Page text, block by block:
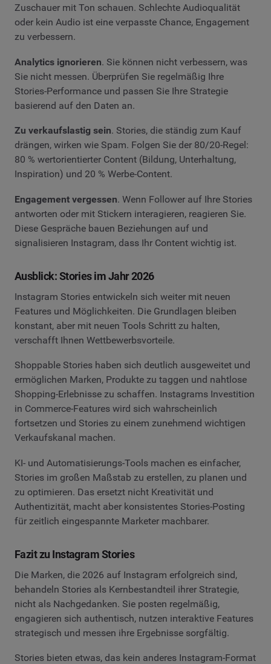
Zuschauer mit Ton schauen. Schlechte Audioqualität
oder kein Audio ist eine verpasste Chance, Engagement
zu verbessern.
Analytics ignorieren. Sie können nicht verbessern, was
Sie nicht messen. Überprüfen Sie regelmäßig Ihre
Stories-Performance und passen Sie Ihre Strategie
basierend auf den Daten an.
Zu verkaufslastig sein. Stories, die ständig zum Kauf
drängen, wirken wie Spam. Folgen Sie der 80/20-Regel:
80 % wertorientierter Content (Bildung, Unterhaltung,
Inspiration) und 20 % Werbe-Content.
Engagement vergessen. Wenn Follower auf Ihre Stories
antworten oder mit Stickern interagieren, reagieren Sie.
Diese Gespräche bauen Beziehungen auf und
signalisieren Instagram, dass Ihr Content wichtig ist.
Ausblick: Stories im Jahr 2026
Instagram Stories entwickeln sich weiter mit neuen
Features und Möglichkeiten. Die Grundlagen bleiben
konstant, aber mit neuen Tools Schritt zu halten,
verschafft Ihnen Wettbewerbsvorteile.
Shoppable Stories haben sich deutlich ausgeweitet und
ermöglichen Marken, Produkte zu taggen und nahtlose
Shopping-Erlebnisse zu schaffen. Instagrams Investition
in Commerce-Features wird sich wahrscheinlich
fortsetzen und Stories zu einem zunehmend wichtigen
Verkaufskanal machen.
KI- und Automatisierungs-Tools machen es einfacher,
Stories im großen Maßstab zu erstellen, zu planen und
zu optimieren. Das ersetzt nicht Kreativität und
Authentizität, macht aber konsistentes Stories-Posting
für zeitlich eingespannte Marketer machbarer.
Fazit zu Instagram Stories
Die Marken, die 2026 auf Instagram erfolgreich sind,
behandeln Stories als Kernbestandteil ihrer Strategie,
nicht als Nachgedanken. Sie posten regelmäßig,
engagieren sich authentisch, nutzen interaktive Features
strategisch und messen ihre Ergebnisse sorgfältig.
Stories bieten etwas, das kein anderes Instagram-Format